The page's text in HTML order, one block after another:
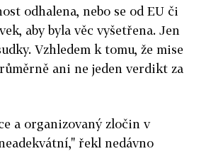
odhalena, nebo se od EU či
aby byla věc vyšetřena. Jen
Vzhledem k tomu, že mise
ani ne jeden verdikt za
a organizovaný zločin v
řekl nedávno